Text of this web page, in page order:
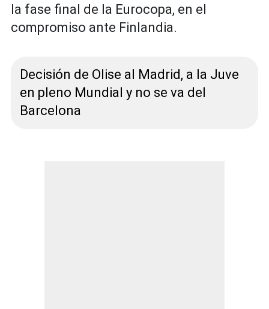
la fase final de la Eurocopa, en el
compromiso ante Finlandia.
Decisión de Olise al Madrid, a la Juve
en pleno Mundial y no se va del
Barcelona